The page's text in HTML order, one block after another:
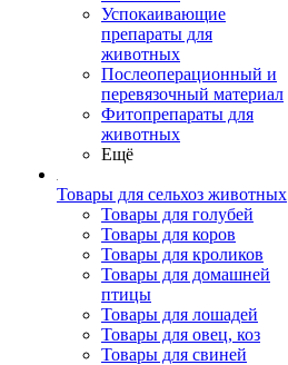
Успокаивающие
препараты для
животных
Послеоперационный и
перевязочный материал
Фитопрепараты для
животных
Ещё
Товары для сельхоз животных
Товары для голубей
Товары для коров
Товары для кроликов
Товары для домашней
птицы
Товары для лошадей
Товары для овец, коз
Товары для свиней